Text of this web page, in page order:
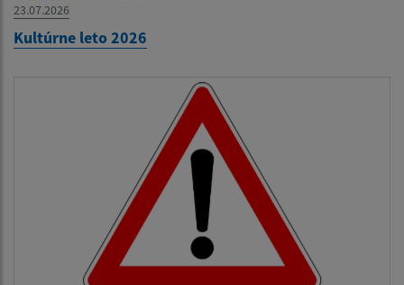
23.07.2026
Kultúrne leto 2026